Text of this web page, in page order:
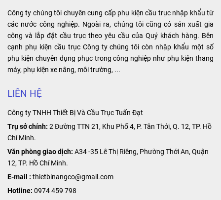
bền, tin cậy và
hiệu suất cao.
cao hiệu suất
làm việc và kéo
dài tuổi thọ của
máy móc.
Công ty chúng tôi chuyên cung cấp phụ kiện cầu trục nhập khẩu từ
các nước công nghiệp. Ngoài ra, chúng tôi cũng có sản xuất gia
công và lắp đặt cầu trục theo yêu cầu của Quý khách hàng. Bên
cạnh phụ kiện cầu trục Công ty chúng tôi còn nhập khẩu một số
phụ kiện chuyên dụng phục trong công nghiệp như phụ kiện thang
máy, phụ kiện xe nâng, môi trường, ...
LIÊN HỆ
Công ty TNHH Thiết Bị Và Cầu Trục Tuấn Đạt
Trụ sở chính: 2 Đường TTN 21, Khu Phố 4, P. Tân Thới, Q. 12, TP. Hồ
Chí Minh.
Văn phòng giao dịch: A34 -35 Lê Thị Riêng, Phường Thới An, Quận
12, TP. Hồ Chí Minh.
E-mail : thietbinangco@gmail.com
Hotline: 0974 459 798